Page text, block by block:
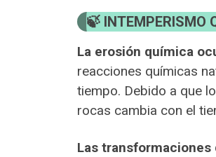
INTEMPERISMO
La erosión química
reacciones químicas
tiempo. Debido a que
rocas cambia con el
Las